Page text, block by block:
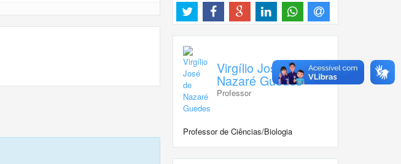
Virgílio José de
Nazaré Guedes
Professor
Professor de Ciências/Biologia